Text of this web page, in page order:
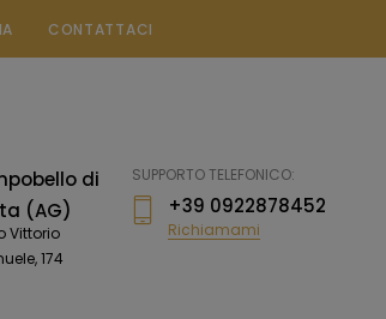
CONTATTACI
di
(AG)
Vittorio
174
SUPPORTO TELEFONICO:
+39 0922878452
Richiamami